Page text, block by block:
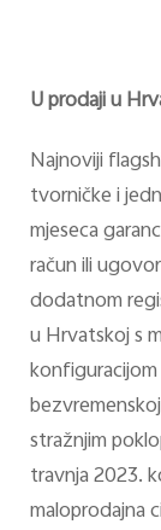
U prodaji u
Najnoviji
tvorničke i
mjeseca
račun ili
dodatnom
u Hrvatskoj s
stražnjim
travnja 2023.
maloprodajna